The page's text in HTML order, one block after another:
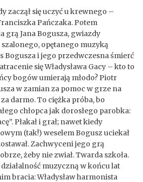
zaczął się uczyć u krewnego –
Pańczaka. Potem
grą Jana Bogusza, gwiazdy
opętanego muzyką
Bogusza i jego przedwczesna śmierć
się Władysława Gacy – kto to
bogów umierają młodo? Piotr
w zamian za pomoc w grze na
darmo. To ciężka próba, bo
chłopca jak dorosłego parobka:
Płakał i grał; nawet kiedy
(tak!) weselem Bogusz uciekał
Zachwyceni jego grą
żeby nie zwiał. Twarda szkoła.
muzyczną w końcu lat
bracia: Władysław harmonista